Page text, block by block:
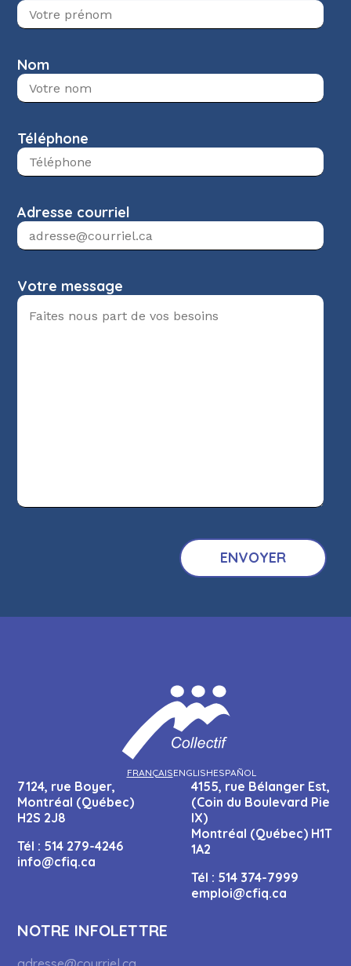
Nom
Téléphone
Adresse courriel
Votre message
FRANÇAISENGLISHESPAÑOL
7124, rue Boyer,
Montréal (Québec)
H2S 2J8
Tél : 514 279-4246
info@cfiq.ca
4155, rue Bélanger Est,
(Coin du Boulevard Pie
IX)
Montréal (Québec) H1T
1A2
Tél : 514 374-7999
emploi@cfiq.ca
NOTRE INFOLETTRE